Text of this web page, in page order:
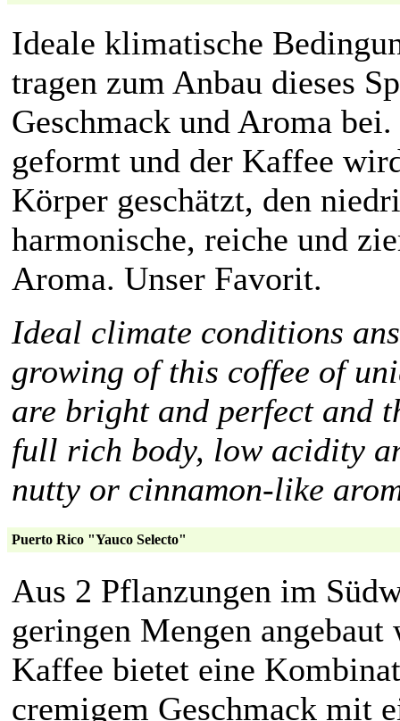
Ideale klimatische
tragen zum Anbau dieses
Geschmack und Aroma
geformt und der Kaffee
Körper geschätzt, den
harmonische, reiche und
Aroma. Unser Favorit.
Ideal climate conditions
growing of this coffee of
are bright and perfect and
full rich body, low acidity
nutty or cinnamon-like
Puerto Rico "Yauco Selecto"
Aus 2 Pflanzungen im
geringen Mengen
Kaffee bietet eine
cremigem Geschmack mit